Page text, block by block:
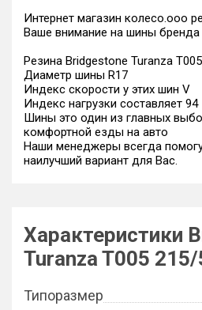
Интернет магазин колесо.ооо
Ваше внимание на шины бренда
Резина Bridgestone Turanza
Диаметр шины R17
Индекс скорости у этих шин V
Индекс нагрузки составляет 94
Шины это один из главных
комфортной езды на авто
Наши менеджеры всегда
наилучший вариант для Вас.
Характеристики
Turanza T005
Типоразмер